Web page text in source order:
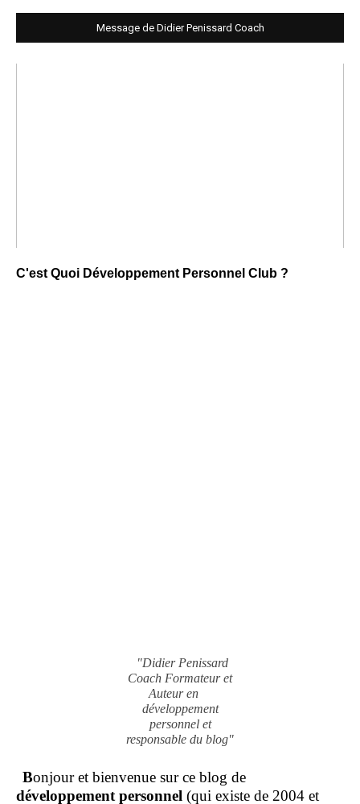
Message de Didier Penissard Coach
C'est Quoi Développement Personnel Club ?
"Didier Penissard
Coach Formateur et
Auteur en
développement
personnel et
responsable du blog"
Bonjour et bienvenue sur ce blog de
développement personnel (qui existe de 2004 et